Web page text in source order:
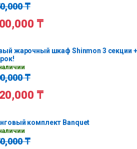
₸
₸
жарочный шкаф Shinmon 3 секции
₸
₸
комплект Banquet
₸